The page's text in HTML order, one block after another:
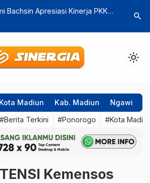
Calon P3K Paruh Waktu Urus
search
light_mode
Kota Madiun Kab. Madiun Ngawi
#Berita Terkini #Ponorogo #Kota
Kemensos